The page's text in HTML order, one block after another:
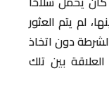
لم يتم العثور
دون اتخاذ
بين تلك